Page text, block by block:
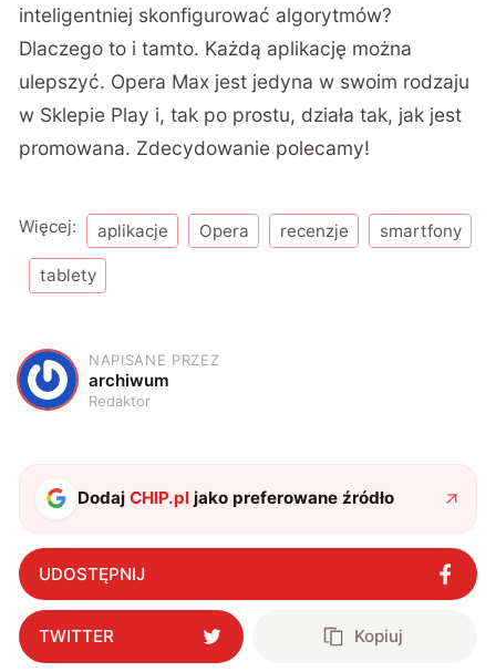
inteligentniej skonfigurować algorytmów?
Dlaczego to i tamto. Każdą aplikację można
ulepszyć. Opera Max jest jedyna w swoim rodzaju
w Sklepie Play i, tak po prostu, działa tak, jak jest
promowana. Zdecydowanie polecamy!
Więcej: aplikacje Opera recenzje smartfony
tablety
A
NAPISANE PRZEZ
archiwum
Redaktor
DodajCHIP.pl jako preferowane źródło
UDOSTĘPNIJ
TWITTER Kopiuj